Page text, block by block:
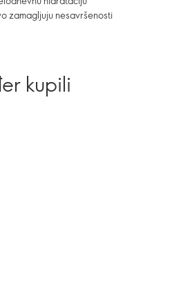
zamagljuju nesavršenosti
kupili